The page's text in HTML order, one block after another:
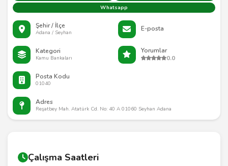
Whatsapp
Şehir / İlçe
Adana / Seyhan E-posta
Kategori
Kamu Bankaları
Yorumlar
0.0
Posta Kodu
01040
Adres
Reşatbey Mah. Atatürk Cd. No: 40 A 01060 Seyhan Adana
Çalışma Saatleri